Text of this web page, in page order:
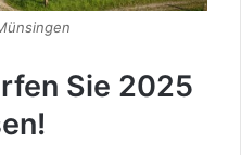
Sie 2025